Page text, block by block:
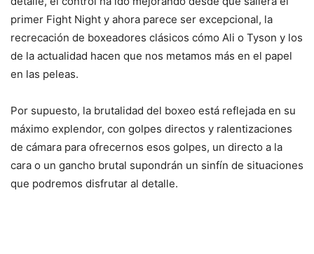
primer Fight Night y ahora parece ser excepcional, la
recrecación de boxeadores clásicos cómo Ali o Tyson y los
de la actualidad hacen que nos metamos más en el papel
en las peleas.
Por supuesto, la brutalidad del boxeo está reflejada en su
máximo explendor, con golpes directos y ralentizaciones
de cámara para ofrecernos esos golpes, un directo a la
cara o un gancho brutal supondrán un sinfín de situaciones
que podremos disfrutar al detalle.